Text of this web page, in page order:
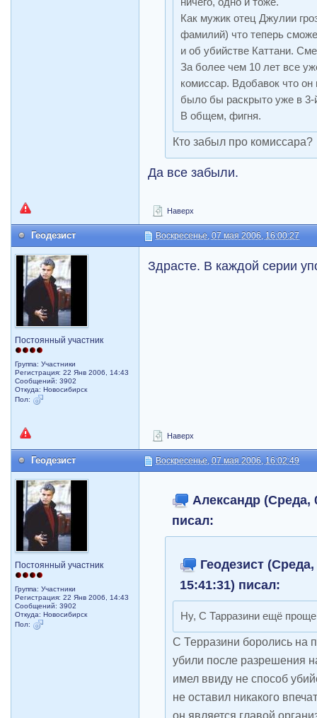
Как мужик отец Джулии
фамилий) что теперь
и об убийстве Каттани.
За более чем 10 лет все
комиссар. Вдобавок что
было бы раскрыто уже в 3-
В общем, фигня.
Кто забыл про комиссара?
Да все забыли.
Наверх
Геодезист Воскресенье, 07 мая 2006, 16:00:27
Постоянный участник
Группа: Участники
Регистрация: 22 Янв 2006, 14:43
Сообщений: 3902
Откуда: Новосибирск
Пол:
Здрасте. В каждой серии
Наверх
Геодезист Воскресенье, 07 мая 2006, 16:02:49
Постоянный участник
Группа: Участники
Регистрация: 22 Янв 2006, 14:43
Сообщений: 3902
Откуда: Новосибирск
Пол:
Александр (Среда,
писал:
Геодезист
15:41:31) писал:
Ну, С Тарразини ещё
С Терразини боролись на
убили после разрешения
имел ввиду не способ
не оставил никакого
он является главой